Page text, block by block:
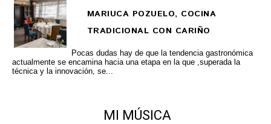
MARIUCA POZUELO, COCINA
TRADICIONAL CON CARIÑO
Pocas dudas hay de que la tendencia gastronómica
actualmente se encamina hacia una etapa en la que ,superada la
técnica y la innovación, se...
MI MÚSICA